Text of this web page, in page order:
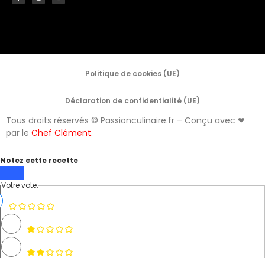
Politique de cookies (UE)
Déclaration de confidentialité (UE)
Tous droits réservés © Passionculinaire.fr – Conçu avec ❤
par le Chef Clément.
Notez cette recette
Votre vote: